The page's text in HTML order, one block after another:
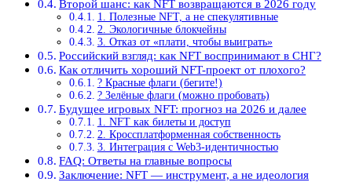
Второй шанс: как NFT возвращаются в 2026 году
1. Полезные NFT, а не спекулятивные
2. Экологичные блокчейны
3. Отказ от «плати, чтобы выиграть»
Российский взгляд: как NFT воспринимают в СНГ?
Как отличить хороший NFT-проект от плохого?
? Красные флаги (бегите!)
? Зелёные флаги (можно пробовать)
Будущее игровых NFT: прогноз на 2026 и далее
1. NFT как билеты и доступ
2. Кроссплатформенная собственность
3. Интеграция с Web3-идентичностью
FAQ: Ответы на главные вопросы
Заключение: NFT — инструмент, а не идеология